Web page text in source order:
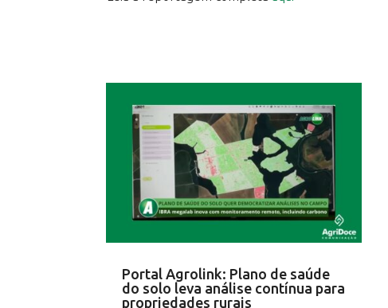
Portal Agrolink: Plano de saúde
do solo leva análise contínua para
propriedades rurais